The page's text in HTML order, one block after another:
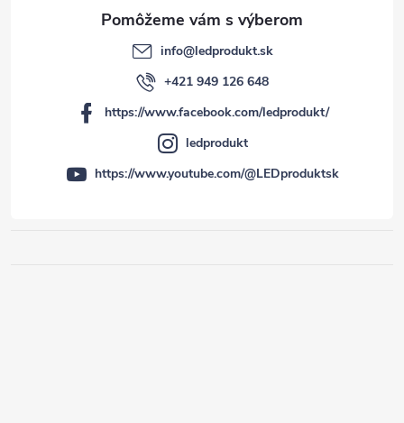
info@ledprodukt.sk
+421 949 126 648
https://www.facebook.com/ledprodukt/
ledprodukt
https://www.youtube.com/@LEDproduktsk